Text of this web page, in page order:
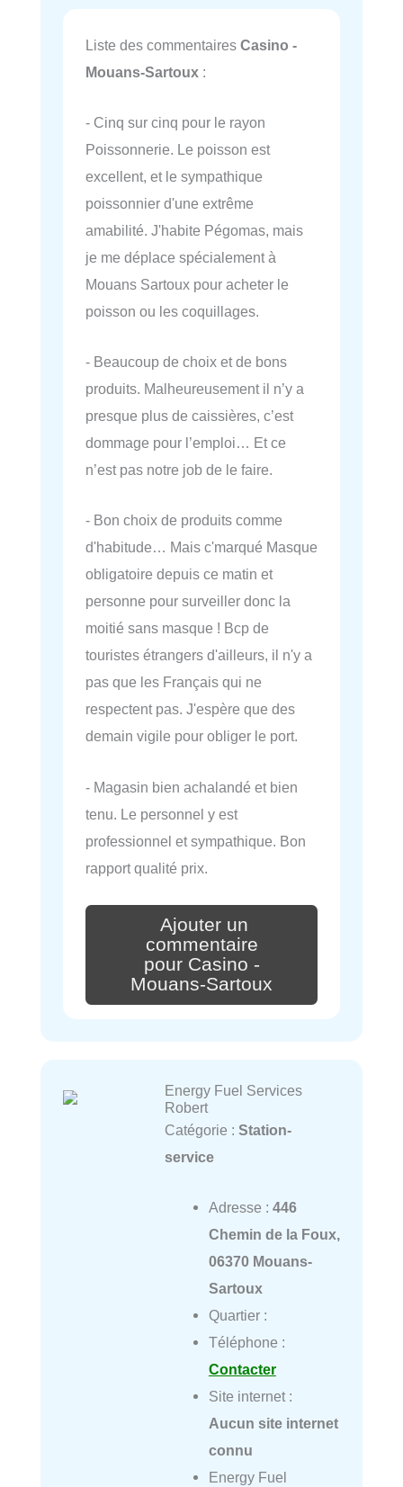
Liste des commentaires Casino -
Mouans-Sartoux :
- Cinq sur cinq pour le rayon
Poissonnerie. Le poisson est
excellent, et le sympathique
poissonnier d'une extrême
amabilité. J'habite Pégomas, mais
je me déplace spécialement à
Mouans Sartoux pour acheter le
poisson ou les coquillages.
- Beaucoup de choix et de bons
produits. Malheureusement il n’y a
presque plus de caissières, c’est
dommage pour l’emploi… Et ce
n’est pas notre job de le faire.
- Bon choix de produits comme
d'habitude… Mais c'marqué Masque
obligatoire depuis ce matin et
personne pour surveiller donc la
moitié sans masque ! Bcp de
touristes étrangers d'ailleurs, il n'y a
pas que les Français qui ne
respectent pas. J'espère que des
demain vigile pour obliger le port.
- Magasin bien achalandé et bien
tenu. Le personnel y est
professionnel et sympathique. Bon
rapport qualité prix.
Ajouter un
commentaire
pour Casino -
Mouans-Sartoux
Energy Fuel Services
Robert
Catégorie : Station-
service
Adresse : 446
Chemin de la Foux,
06370 Mouans-
Sartoux
Quartier :
Téléphone :
Contacter
Site internet :
Aucun site internet
connu
Energy Fuel